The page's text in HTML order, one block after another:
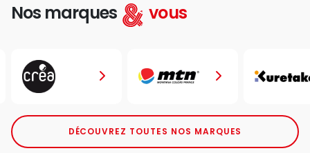
Nos marques vous
DÉCOUVREZ TOUTES NOS MARQUES